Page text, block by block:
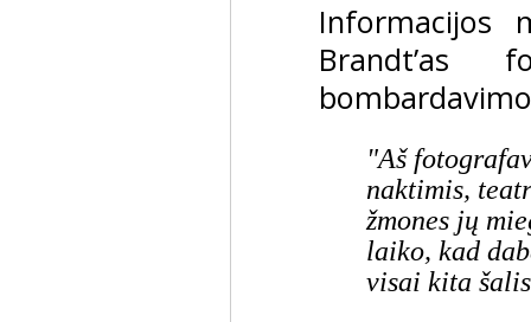
Informacijos
Brandt’as
"Aš
naktimis,
žmones jų
laiko, kad
visai kita